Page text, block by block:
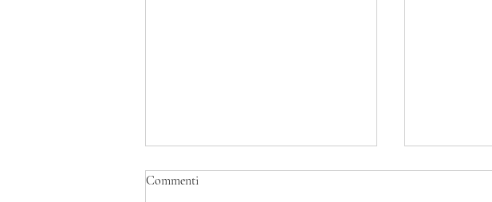
E' morto Francesco Guccini
Commenti